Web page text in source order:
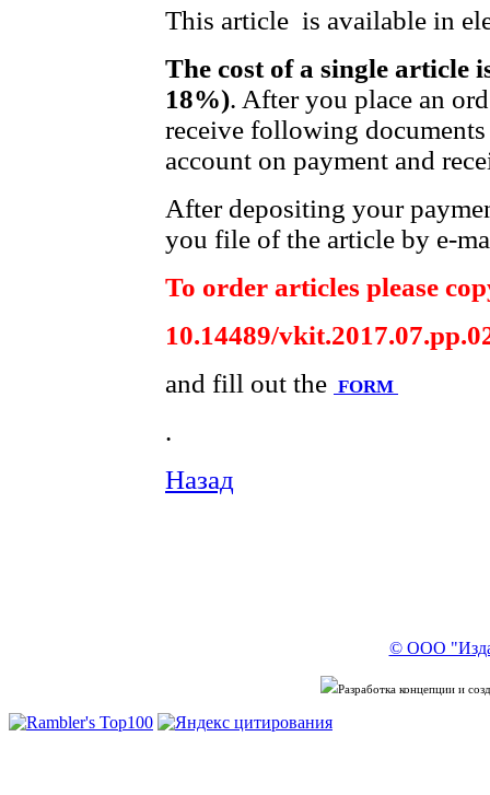
This article is available in
The cost of a single article
18%). After you place an
receive following
account on payment and
After depositing your
you file of the article by e-
To order articles please
10.14489/
and fill out the FORM
.
Назад
© ООО
Разработка концепции и